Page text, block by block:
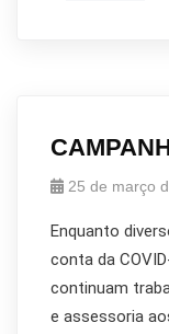
25 de março
Enquanto
conta da
continuam
e assessoria